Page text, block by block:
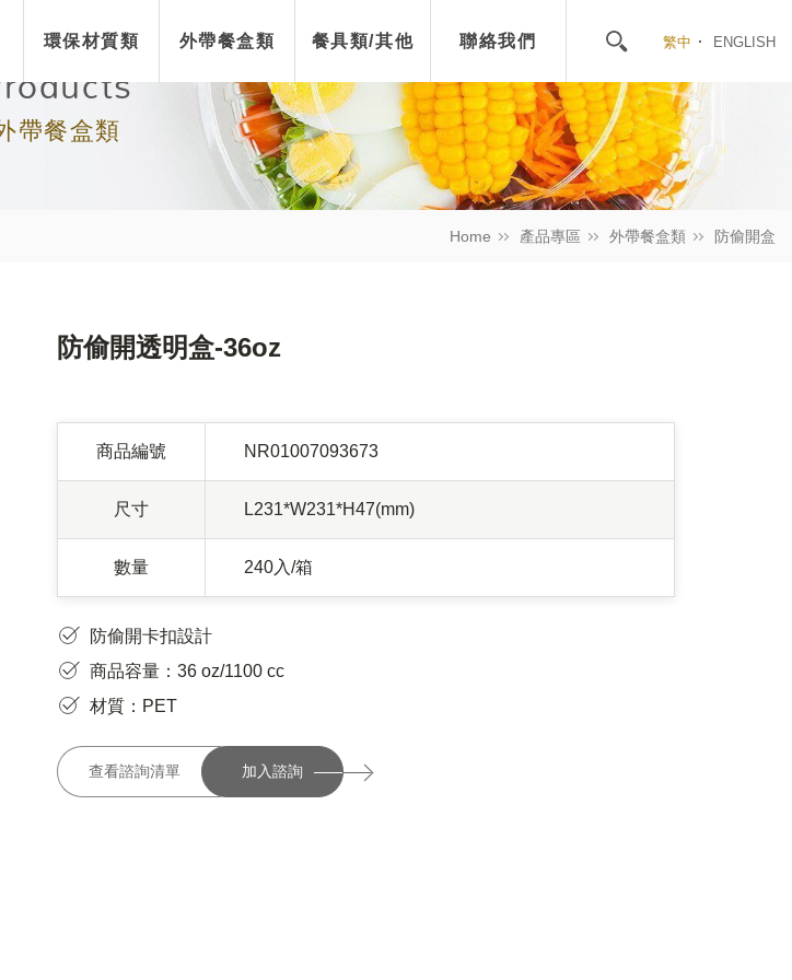
環保材質類 外帶餐盒類 餐具類/其他 聯絡我們 繁中 ENGLISH
帶餐盒類
Home 產品專區 外帶餐盒類 防偷開盒
防偷開透明盒-36oz
商品編號 NR01007093673
尺寸 L231*W231*H47(mm)
數量 240入/箱
防偷開卡扣設計
商品容量：36 oz/1100 cc
材質：PET
查看諮詢清單 加入諮詢